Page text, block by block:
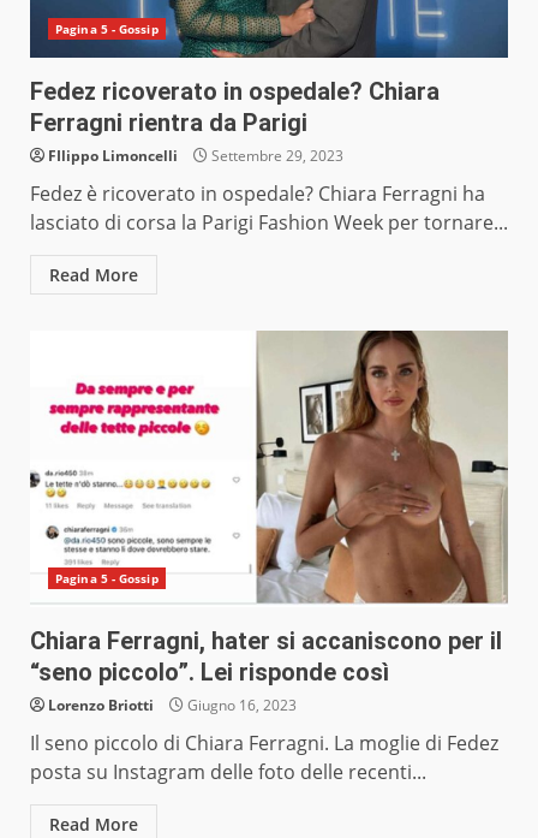
Pagina 5 - Gossip
Fedez ricoverato in ospedale? Chiara
Ferragni rientra da Parigi
FIlippo Limoncelli Settembre 29, 2023
Fedez è ricoverato in ospedale? Chiara Ferragni ha
lasciato di corsa la Parigi Fashion Week per tornare...
Read More
Pagina 5 - Gossip
Chiara Ferragni, hater si accaniscono per il
“seno piccolo”. Lei risponde così
Lorenzo Briotti Giugno 16, 2023
Il seno piccolo di Chiara Ferragni. La moglie di Fedez
posta su Instagram delle foto delle recenti...
Read More